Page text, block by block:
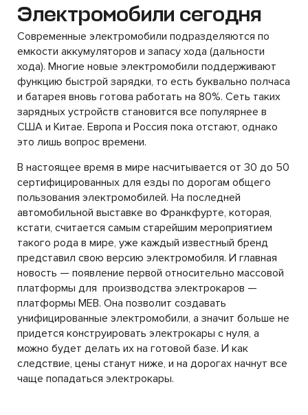
Электромобили сегодня
Современные электромобили подразделяются по
емкости аккумуляторов и запасу хода (дальности
хода). Многие новые электромобили поддерживают
функцию быстрой зарядки, то есть буквально полчаса
и батарея вновь готова работать на 80%. Сеть таких
зарядных устройств становится все популярнее в
США и Китае. Европа и Россия пока отстают, однако
это лишь вопрос времени.
В настоящее время в мире насчитывается от 30 до 50
сертифицированных для езды по дорогам общего
пользования электромобилей. На последней
автомобильной выставке во Франкфурте, которая,
кстати, считается самым старейшим мероприятием
такого рода в мире, уже каждый известный бренд
представил свою версию электромобиля. И главная
новость — появление первой относительно массовой
платформы для производства электрокаров —
платформы MEB. Она позволит создавать
унифицированные электромобили, а значит больше не
придется конструировать электрокары с нуля, а
можно будет делать их на готовой базе. И как
следствие, цены станут ниже, и на дорогах начнут все
чаще попадаться электрокары.